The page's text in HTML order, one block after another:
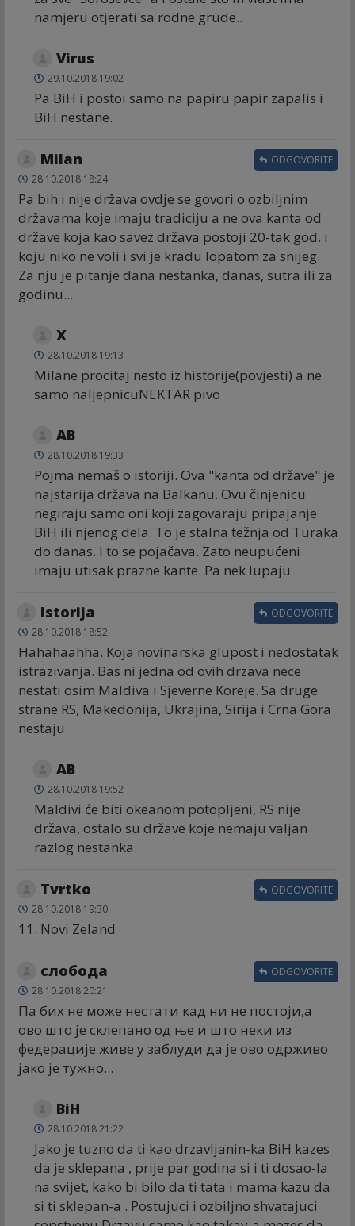
namjeru otjerati sa rodne grude..
Virus
29.10.2018 19:02
Pa BiH i postoi samo na papiru papir zapalis i
BiH nestane.
Milan
28.10.2018 18:24
Pa bih i nije država ovdje se govori o ozbiljnim
državama koje imaju tradiciju a ne ova kanta od
države koja kao savez država postoji 20-tak god. i
koju niko ne voli i svi je kradu lopatom za snijeg.
Za nju je pitanje dana nestanka, danas, sutra ili za
godinu...
ODGOVORITE
X
28.10.2018 19:13
Milane procitaj nesto iz historije(povjesti) a ne
samo naljepnicuNEKTAR pivo
AB
28.10.2018 19:33
Pojma nemaš o istoriji. Ova "kanta od države" je
najstarija država na Balkanu. Ovu činjenicu
negiraju samo oni koji zagovaraju pripajanje
BiH ili njenog dela. To je stalna težnja od Turaka
do danas. I to se pojačava. Zato neupućeni
imaju utisak prazne kante. Pa nek lupaju
Istorija
28.10.2018 18:52
Hahahaahha. Koja novinarska glupost i nedostatak
istrazivanja. Bas ni jedna od ovih drzava nece
nestati osim Maldiva i Sjeverne Koreje. Sa druge
strane RS, Makedonija, Ukrajina, Sirija i Crna Gora
nestaju.
ODGOVORITE
AB
28.10.2018 19:52
Maldivi će biti okeanom potopljeni, RS nije
država, ostalo su države koje nemaju valjan
razlog nestanka.
Tvrtko
28.10.2018 19:30
11. Novi Zeland
ODGOVORITE
слобода
28.10.2018 20:21
Па бих не може нестати кад ни не постоји,а
ово што је склепано од ње и што неки из
федерације живе у заблуди да је ово одрживо
јако је тужно...
ODGOVORITE
BiH
28.10.2018 21:22
Jako je tuzno da ti kao drzavljanin-ka BiH kazes
da je sklepana , prije par godina si i ti dosao-la
na svijet, kako bi bilo da ti tata i mama kazu da
si ti sklepan-a . Postujuci i ozbiljno shvatajuci